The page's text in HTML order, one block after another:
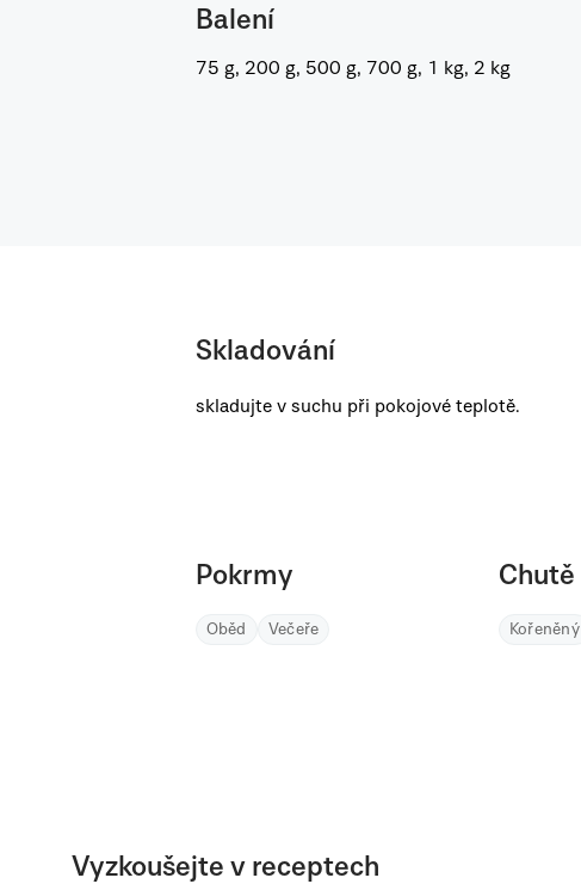
Balení
75 g, 200 g, 500 g, 700 g, 1 kg, 2 kg
Skladování
skladujte v suchu při pokojové teplotě.
Pokrmy
Oběd Večeře
Chutě
Kořeněný
Vyzkoušejte v receptech